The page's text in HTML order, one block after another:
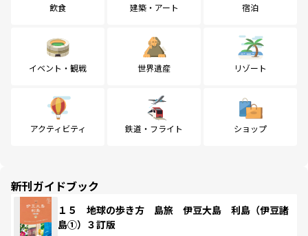
飲食 建築・アート 宿泊
イベント・観戦 世界遺産 リゾート
アクティビティ 鉄道・フライト ショップ
新刊ガイドブック
１５ 地球の歩き方 島旅 伊豆大島 利島（伊豆諸
島①）３訂版